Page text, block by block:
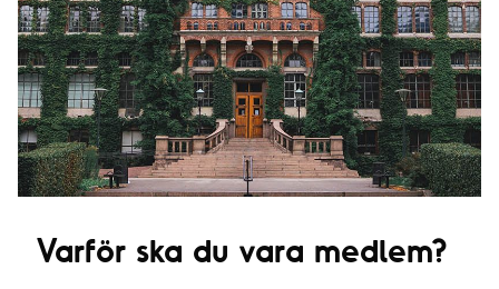
Varför ska du vara medlem?